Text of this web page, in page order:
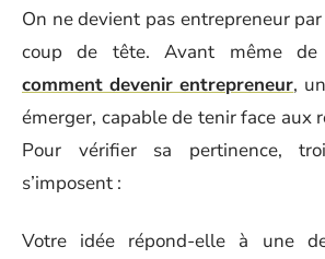
On ne devient pas entrepreneur
coup de tête. Avant même de
comment devenir entrepreneur,
émerger, capable de tenir face aux
Pour vérifier sa pertinence,
s’imposent :
Votre idée répond-elle à une